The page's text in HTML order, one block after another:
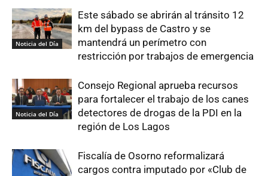
Noticia del Día
Este sábado se abrirán al tránsito 12
km del bypass de Castro y se
mantendrá un perímetro con
restricción por trabajos de emergencia
Noticia del Día
Consejo Regional aprueba recursos
para fortalecer el trabajo de los canes
detectores de drogas de la PDI en la
región de Los Lagos
Fiscalía de Osorno reformalizará
cargos contra imputado por «Club de